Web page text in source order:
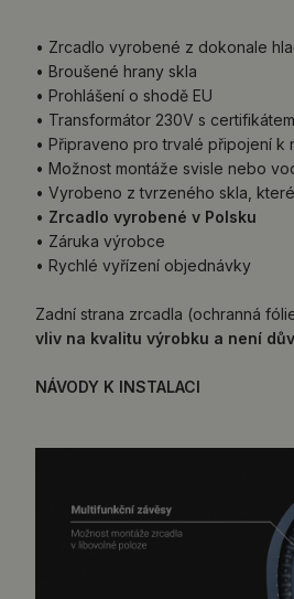
• Zrcadlo vyrobené z dokonale
• Broušené hrany skla
• Prohlášení o shodě EU
• Transformátor 230V s
• Připraveno pro trvalé připojení k
• Možnost montáže svisle nebo
• Vyrobeno z tvrzeného skla,
• Zrcadlo vyrobené v Polsku
• Záruka výrobce
• Rychlé vyřízení objednávky
Zadní strana zrcadla (ochranná
vliv na kvalitu výrobku a není
NÁVODY K INSTALACI